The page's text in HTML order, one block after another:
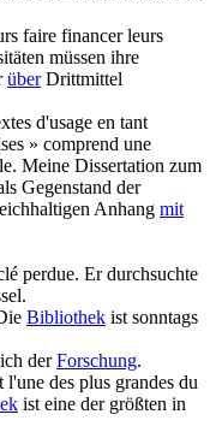
faire financer leurs
müssen ihre
überDrittmittel
d'usage en tant
» comprend une
Meine Dissertation zum
Gegenstand der
Anhang mit
perdue. Er durchsuchte
Bibliothek ist sonntags
derForschung.
l'une des plus grandes du
ist eine der größten in